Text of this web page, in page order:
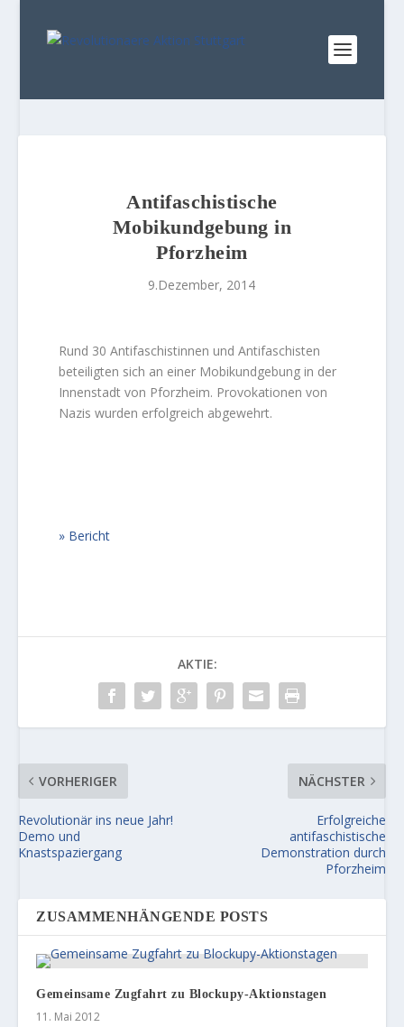
Antifaschistische
Mobikundgebung in
Pforzheim
9.Dezember, 2014
Rund 30 Antifaschistinnen und Antifaschisten
beteiligten sich an einer Mobikundgebung in der
Innenstadt von Pforzheim. Provokationen von
Nazis wurden erfolgreich abgewehrt.
Bericht
AKTIE:
VORHERIGER
Revolutionär ins neue Jahr!
Demo und
Knastspaziergang
NÄCHSTER
Erfolgreiche
antifaschistische
Demonstration durch
Pforzheim
ZUSAMMENHÄNGENDE POSTS
Gemeinsame Zugfahrt zu Blockupy-Aktionstagen
11. Mai 2012